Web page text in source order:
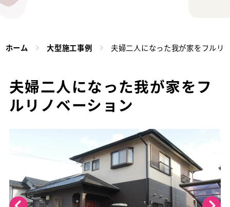
ホーム 大型施工事例 夫婦二人になった我が家をフルリ
夫婦二人になった我が家をフ
ルリノベーション